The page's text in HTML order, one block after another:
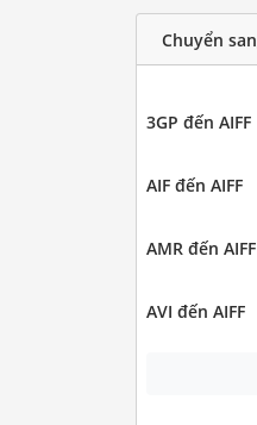
Chuyển
3GP đến AIFF
AIF đến AIFF
AMR đến AIFF
AVI đến AIFF